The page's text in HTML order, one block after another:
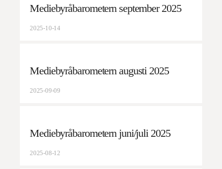
Mediebyråbarometern september 2025
2025-10-14
Mediebyråbarometern augusti 2025
2025-09-09
Mediebyråbarometern juni/juli 2025
2025-08-12